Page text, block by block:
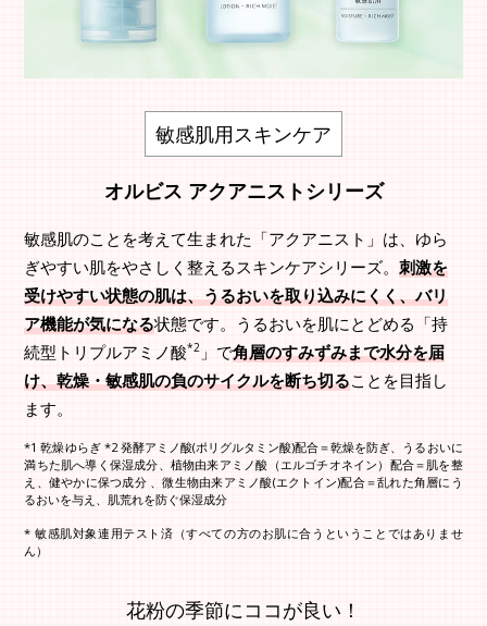
敏感肌用スキンケア
オルビス アクアニストシリーズ
敏感肌のことを考えて生まれた「アクアニスト」は、ゆら
ぎやすい肌をやさしく整えるスキンケアシリーズ。刺激を
受けやすい状態の肌は、うるおいを取り込みにくく、バリ
ア機能が気になる状態です。うるおいを肌にとどめる「持
続型トリプルアミノ酸*2 」で角層のすみずみまで水分を届
け、乾燥・敏感肌の負のサイクルを断ち切ることを目指し
ます。
*1 乾燥ゆらぎ *2 発酵アミノ酸(ポリグルタミン酸)配合＝乾燥を防ぎ、うるおいに
満ちた肌へ導く保湿成分、植物由来アミノ酸（エルゴチオネイン）配合＝肌を整
え、健やかに保つ成分 、微生物由来アミノ酸(エクトイン)配合＝乱れた角層にう
るおいを与え、肌荒れを防ぐ保湿成分
* 敏感肌対象連用テスト済（すべての方のお肌に合うということではありませ
ん）
花粉の季節にココが良い！